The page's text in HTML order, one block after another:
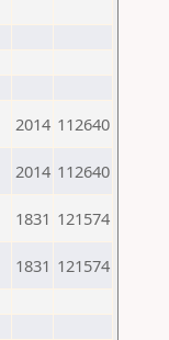
2014 112640
2014 112640
1831 121574
1831 121574